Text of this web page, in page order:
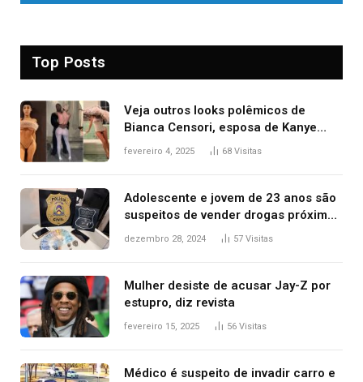
Top Posts
Veja outros looks polêmicos de
Bianca Censori, esposa de Kanye
West que apareceu nua no Grammy
fevereiro 4, 2025 68 Visitas
Adolescente e jovem de 23 anos são
suspeitos de vender drogas próximo
de delegacia e escola, diz polícia
dezembro 28, 2024 57 Visitas
Mulher desiste de acusar Jay-Z por
estupro, diz revista
fevereiro 15, 2025 56 Visitas
Médico é suspeito de invadir carro e